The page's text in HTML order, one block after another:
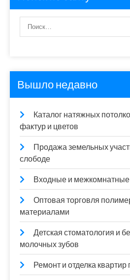
Вышло недавно
Каталог натяжных
фактур и цветов
Продажа земельных
слободе
Входные и межкомнатные
Оптовая торговля
материалами
Детская стоматология и
молочных зубов
Ремонт и отделка квартир